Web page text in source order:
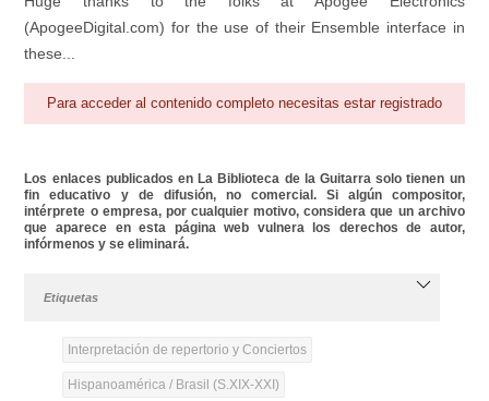
(ApogeeDigital.com) for the use of their Ensemble interface in
these...
Para acceder al contenido completo necesitas estar registrado
Los enlaces publicados en La Biblioteca de la Guitarra solo tienen un
fin educativo y de difusión, no comercial. Si algún compositor,
intérprete o empresa, por cualquier motivo, considera que un archivo
que aparece en esta página web vulnera los derechos de autor,
infórmenos y se eliminará.
Etiquetas
Interpretación de repertorio y Conciertos
Hispanoamérica / Brasil (S.XIX-XXI)